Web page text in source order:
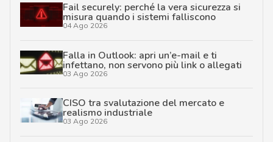
Fail securely: perché la vera sicurezza si
misura quando i sistemi falliscono
04 Ago 2026
Falla in Outlook: apri un’e-mail e ti
infettano, non servono più link o allegati
03 Ago 2026
CISO tra svalutazione del mercato e
realismo industriale
03 Ago 2026